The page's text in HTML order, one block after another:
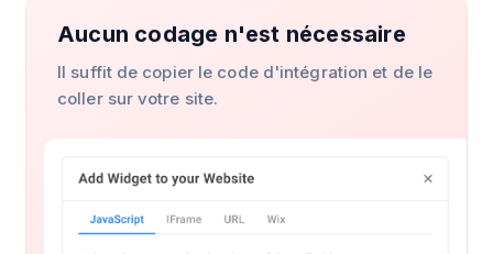
Aucun codage n'est nécessaire
Il suffit de copier le code d'intégration et de le
coller sur votre site.